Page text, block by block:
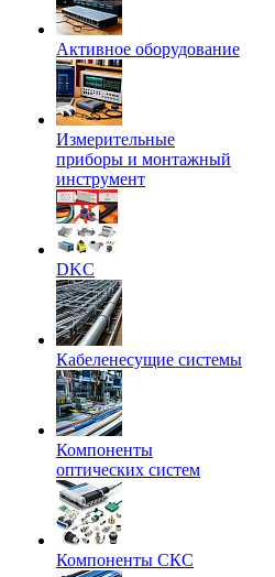
Активное оборудование
Измерительные
приборы и монтажный
инструмент
DKC
Кабеленесущие системы
Компоненты
оптических систем
Компоненты СКС